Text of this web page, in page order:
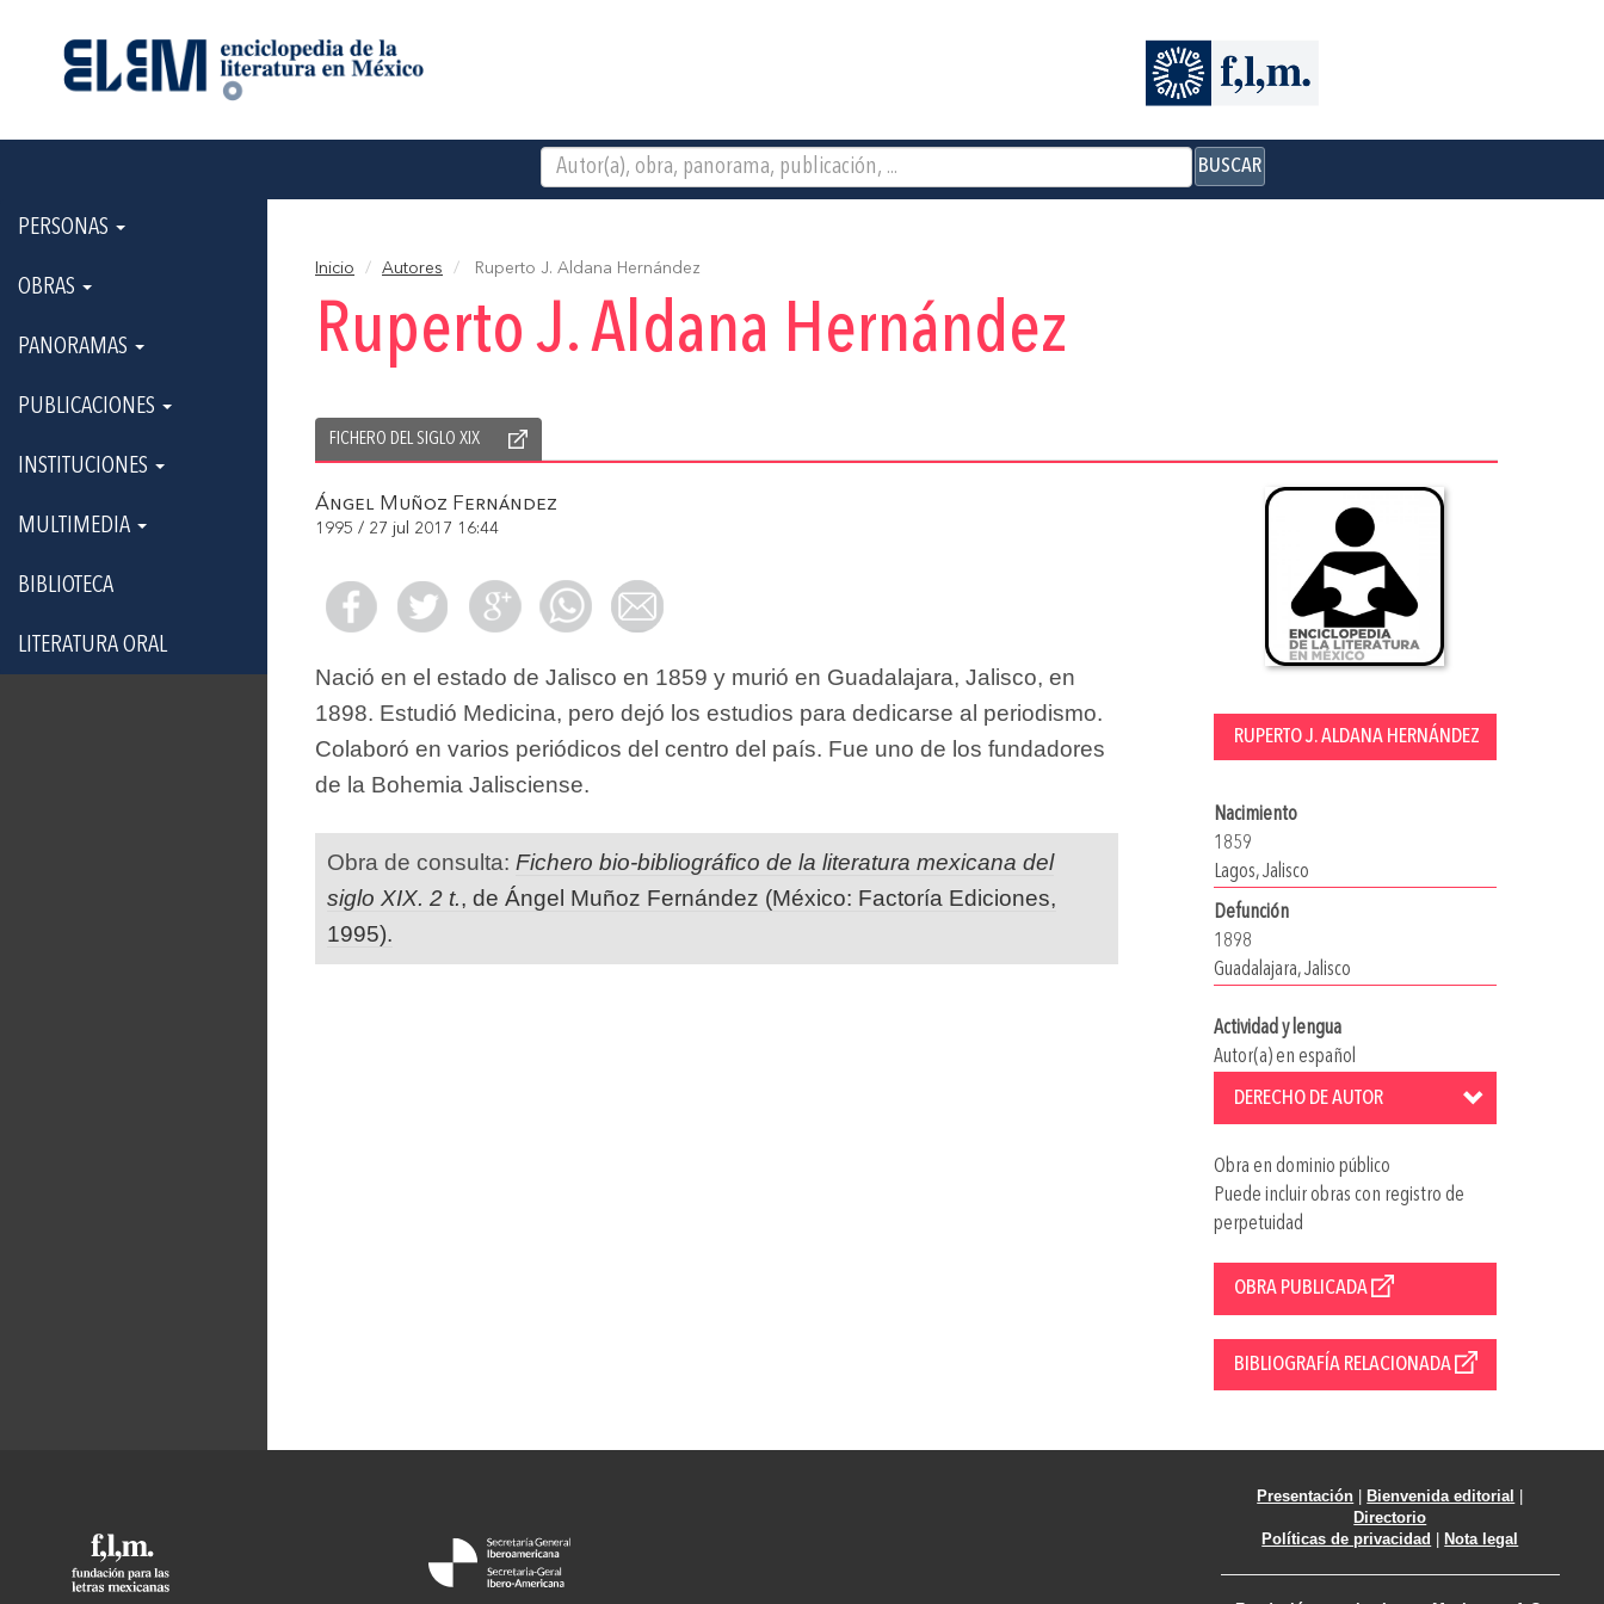
BUSCAR
PERSONAS
OBRAS
PANORAMAS
PUBLICACIONES
INSTITUCIONES
MULTIMEDIA
BIBLIOTECA
LITERATURA ORAL
Inicio Autores Ruperto J. Aldana Hernández
Ruperto J. Aldana Hernández
FICHERO DEL SIGLO XIX
RUPERTO J. ALDANA HERNÁNDEZ
Nacimiento
1859
Lagos, Jalisco
Defunción
1898
Guadalajara, Jalisco
Actividad y lengua
Autor(a) en español
DERECHO DE AUTOR
Obra en dominio público
Puede incluir obras con registro de
perpetuidad
OBRA PUBLICADA
BIBLIOGRAFÍA RELACIONADA
Ángel Muñoz Fernández
1995 / 27 jul 2017 16:44
Nació en el estado de Jalisco en 1859 y murió en Guadalajara, Jalisco, en
1898. Estudió Medicina, pero dejó los estudios para dedicarse al periodismo.
Colaboró en varios periódicos del centro del país. Fue uno de los fundadores
de la Bohemia Jalisciense.
Obra de consulta: Fichero bio-bibliográfico de la literatura mexicana del
siglo XIX. 2 t., de Ángel Muñoz Fernández (México: Factoría Ediciones,
1995).
Presentación |Bienvenida editorial |
Directorio
Políticas de privacidad |Nota legal